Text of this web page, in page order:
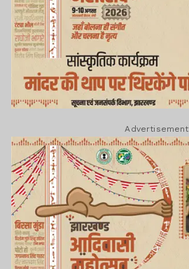
Advertisement